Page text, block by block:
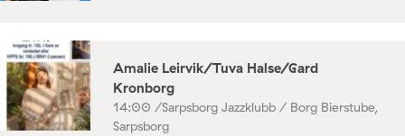
Amalie Leirvik/Tuva Halse/Gard
Kronborg
14:00 /Sarpsborg Jazzklubb / Borg Bierstube,
Sarpsborg